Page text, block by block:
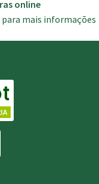
online
para mais informações